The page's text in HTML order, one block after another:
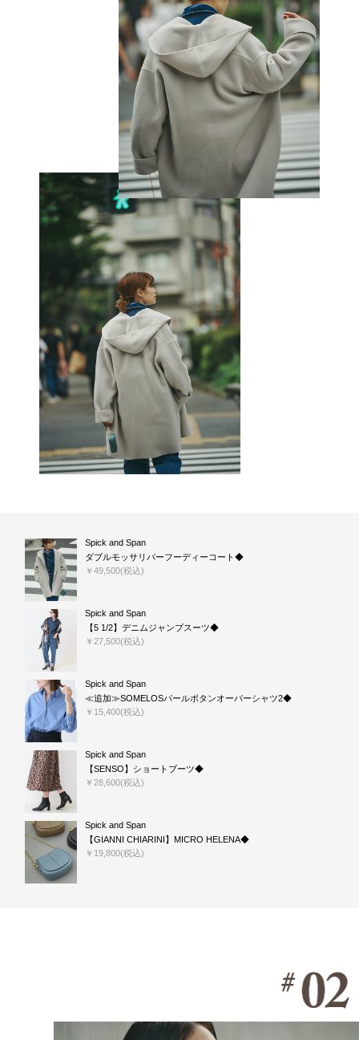
Spick and Span
ダブルモッサリバーフーディーコート◆
￥49,500(税込)
Spick and Span
【5 1/2】デニムジャンプスーツ◆
￥27,500(税込)
Spick and Span
≪追加≫SOMELOSパールボタンオーバーシャツ2◆
￥15,400(税込)
Spick and Span
【SENSO】ショートブーツ◆
￥28,600(税込)
Spick and Span
【GIANNI CHIARINI】MICRO HELENA◆
￥19,800(税込)